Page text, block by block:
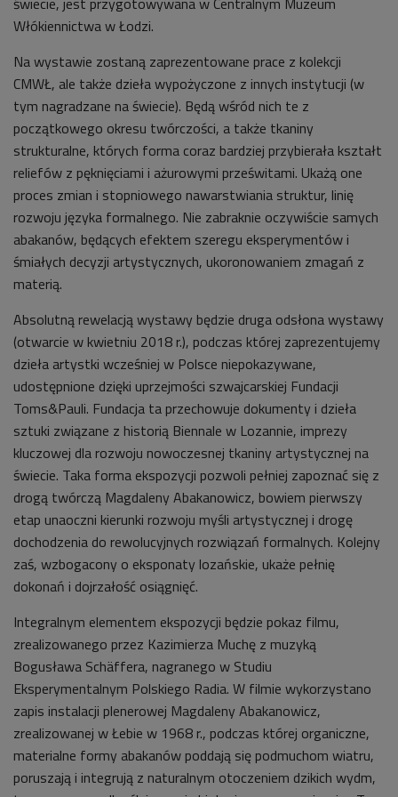
Włókiennictwa w Łodzi.
Na wystawie zostaną zaprezentowane prace z kolekcji
CMWŁ, ale także dzieła wypożyczone z innych instytucji (w
tym nagradzane na świecie). Będą wśród nich te z
początkowego okresu twórczości, a także tkaniny
strukturalne, których forma coraz bardziej przybierała kształt
reliefów z pęknięciami i ażurowymi prześwitami. Ukażą one
proces zmian i stopniowego nawarstwiania struktur, linię
rozwoju języka formalnego. Nie zabraknie oczywiście samych
abakanów, będących efektem szeregu eksperymentów i
śmiałych decyzji artystycznych, ukoronowaniem zmagań z
materią.
Absolutną rewelacją wystawy będzie druga odsłona wystawy
(otwarcie w kwietniu 2018 r.), podczas której zaprezentujemy
dzieła artystki wcześniej w Polsce niepokazywane,
udostępnione dzięki uprzejmości szwajcarskiej Fundacji
Toms&Pauli. Fundacja ta przechowuje dokumenty i dzieła
sztuki związane z historią Biennale w Lozannie, imprezy
kluczowej dla rozwoju nowoczesnej tkaniny artystycznej na
świecie. Taka forma ekspozycji pozwoli pełniej zapoznać się z
drogą twórczą Magdaleny Abakanowicz, bowiem pierwszy
etap unaoczni kierunki rozwoju myśli artystycznej i drogę
dochodzenia do rewolucyjnych rozwiązań formalnych. Kolejny
zaś, wzbogacony o eksponaty lozańskie, ukaże pełnię
dokonań i dojrzałość osiągnięć.
Integralnym elementem ekspozycji będzie pokaz filmu,
zrealizowanego przez Kazimierza Muchę z muzyką
Bogusława Schäffera, nagranego w Studiu
Eksperymentalnym Polskiego Radia. W filmie wykorzystano
zapis instalacji plenerowej Magdaleny Abakanowicz,
zrealizowanej w Łebie w 1968 r., podczas której organiczne,
materialne formy abakanów poddają się podmuchom wiatru,
poruszają i integrują z naturalnym otoczeniem dzikich wydm,